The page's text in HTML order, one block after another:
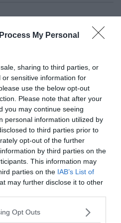
My Personal
sharing to third parties, or
sensitive information for
use the below opt-out
Please note that after your
you may continue seeing
personal information utilized by
to third parties prior to
opt-out of the further
by third parties on the
This information may
parties on the IAB’s List of
may further disclose it to other
app uses one or more Google
Opt Outs
nyhets-mail